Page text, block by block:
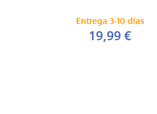
Entrega 3-10 días
19,99 €